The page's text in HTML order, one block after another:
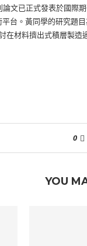
文已正式發表於國際
台。黃同學的研究題目
在材料擠出式積層製造
0
YOU